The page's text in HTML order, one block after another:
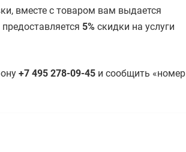
вместе с товаром вам выдается
5% скидки на услуги
+7 495 278-09-45 и сообщить «номер